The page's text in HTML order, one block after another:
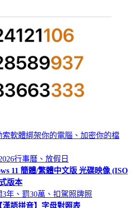
索軟體綁架你的電腦、加密你的檔
行事曆、放假日
11 簡體/繁體中文版 光碟映像 (ISO
版本
年、罰30萬、扣駕照牌照
漢語拼音】字母對照表